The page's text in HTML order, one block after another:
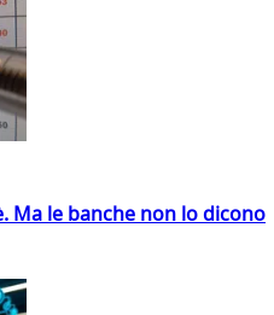
Ma le banche non lo dicono